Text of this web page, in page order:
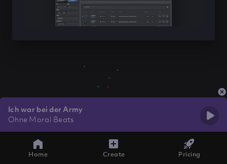
Ich war bei der Army
Ohne Moral Beats
Home Create Pricing